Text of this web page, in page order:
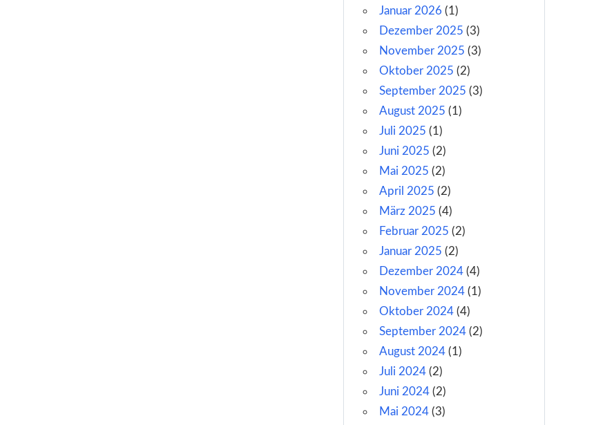
Januar 2026 (1)
Dezember 2025 (3)
November 2025 (3)
Oktober 2025 (2)
September 2025 (3)
August 2025 (1)
Juli 2025 (1)
Juni 2025 (2)
Mai 2025 (2)
April 2025 (2)
März 2025 (4)
Februar 2025 (2)
Januar 2025 (2)
Dezember 2024(4)
November 2024(1)
Oktober 2024(4)
September 2024(2)
August 2024(1)
Juli 2024(2)
Juni 2024(2)
Mai 2024(3)